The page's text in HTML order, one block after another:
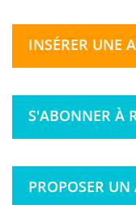
INSÉRER UNE
S'ABONNER À
PROPOSER UN